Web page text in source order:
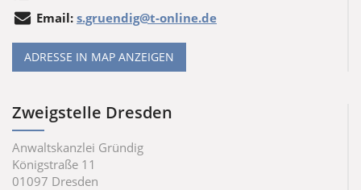
Email: s.gruendig@t-online.de
ADRESSE IN MAP ANZEIGEN
Zweigstelle Dresden
Anwaltskanzlei Gründig
Königstraße 11
01097 Dresden